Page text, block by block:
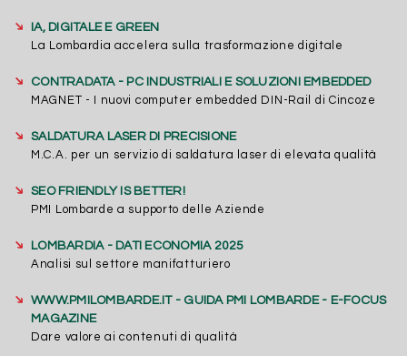
➔
IA, DIGITALE E GREEN
La Lombardia accelera sulla trasformazione digitale
➔
CONTRADATA - PC INDUSTRIALI E SOLUZIONI EMBEDDED
MAGNET - I nuovi computer embedded DIN-Rail di Cincoze
➔
SALDATURA LASER DI PRECISIONE
M.C.A. per un servizio di saldatura laser di elevata qualità
➔
SEO FRIENDLY IS BETTER!
PMI Lombarde a supporto delle Aziende
➔
LOMBARDIA - DATI ECONOMIA 2025
Analisi sul settore manifatturiero
➔
WWW.PMILOMBARDE.IT - GUIDA PMI LOMBARDE - E-FOCUS
MAGAZINE
Dare valore ai contenuti di qualità